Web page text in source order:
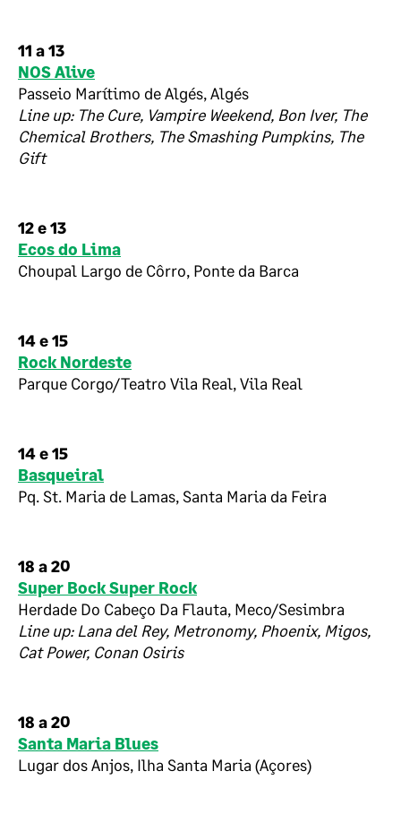
11 a 13
NOS Alive
Passeio Marítimo de Algés, Algés
Line up: The Cure, Vampire Weekend, Bon Iver, The
Chemical Brothers, The Smashing Pumpkins, The
Gift
12 e 13
Ecos do Lima
Choupal Largo de Côrro, Ponte da Barca
14 e 15
Rock Nordeste
Parque Corgo/Teatro Vila Real, Vila Real
14 e 15
Basqueiral
Pq. St. Maria de Lamas, Santa Maria da Feira
18 a 20
Super Bock Super Rock
Herdade Do Cabeço Da Flauta, Meco/Sesimbra
Line up: Lana del Rey, Metronomy, Phoenix, Migos,
Cat Power, Conan Osiris
18 a 20
Santa Maria Blues
Lugar dos Anjos, Ilha Santa Maria (Açores)